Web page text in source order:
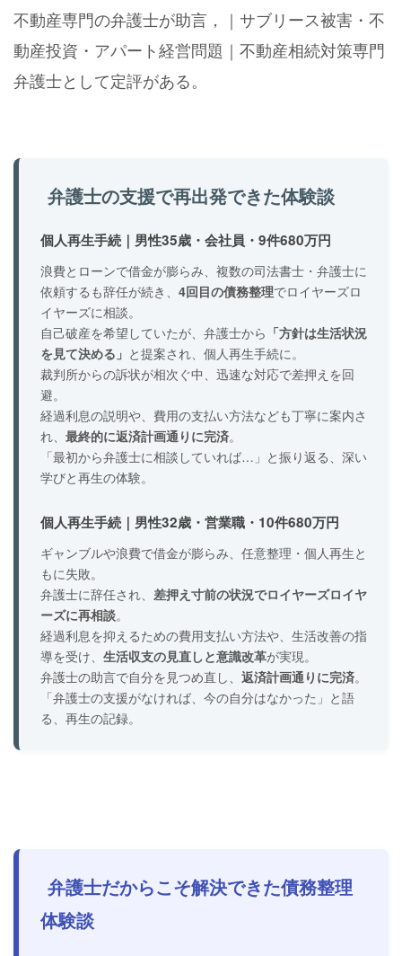
不動産専門の弁護士が助言，｜サブリース被害・不
動産投資・アパート経営問題｜不動産相続対策専門
弁護士として定評がある。
弁護士の支援で再出発できた体験談
個人再生手続｜男性35歳・会社員・9件680万円
浪費とローンで借金が膨らみ、複数の司法書士・弁護士に
依頼するも辞任が続き、 4回目の債務整理でロイヤーズロ
イヤーズに相談。
自己破産を希望していたが、弁護士から 「方針は生活状況
を見て決める」 と提案され、個人再生手続に。
裁判所からの訴状が相次ぐ中、迅速な対応で差押えを回
避。
経過利息の説明や、費用の支払い方法なども丁寧に案内さ
れ、 最終的に返済計画通りに完済。
「最初から弁護士に相談していれば…」と振り返る、深い
学びと再生の体験。
個人再生手続｜男性32歳・営業職・10件680万円
ギャンブルや浪費で借金が膨らみ、任意整理・個人再生と
もに失敗。
弁護士に辞任され、 差押え寸前の状況でロイヤーズロイヤ
ーズに再相談。
経過利息を抑えるための費用支払い方法や、生活改善の指
導を受け、 生活収支の見直しと意識改革が実現。
弁護士の助言で自分を見つめ直し、 返済計画通りに完済。
「弁護士の支援がなければ、今の自分はなかった」と語
る、再生の記録。
弁護士だからこそ解決できた債務整理
体験談